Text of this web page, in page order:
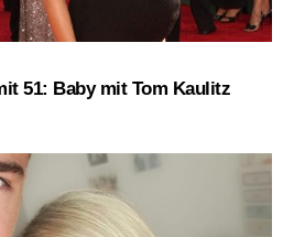
51: Baby mit Tom Kaulitz